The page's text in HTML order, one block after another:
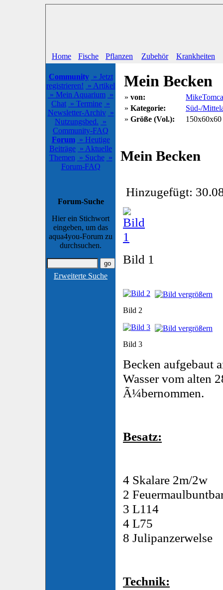
Home Fische Pflanzen Zubehör Krankheiten
Community » Jetzt
registrieren! » Artikel
» Mein Aquarium »
Chat » Termine »
Newsletter-Archiv »
Nutzungsbed. »
Community-FAQ
Forum » Heutige
Beiträge » Aktuelle
Themen » Suche »
Forum-FAQ
Forum-Suche
Hier ein Stichwort
eingeben, um das
aqua4you-Forum zu
durchsuchen.
Erweiterte Suche
Mein Becken
» von:
» Kategorie:
Süd-/
» Größe (Vol.):
Mein Becken
Hinzugefügt:
Bild 1
Bild 2
Bild 3
Becken aufgebaut
Wasser vom alten
Ã¼bernommen.
Besatz:
4 Skalare 2m/2w
2
3 L114
4 L75
8 Julipanzerwelse
Technik: